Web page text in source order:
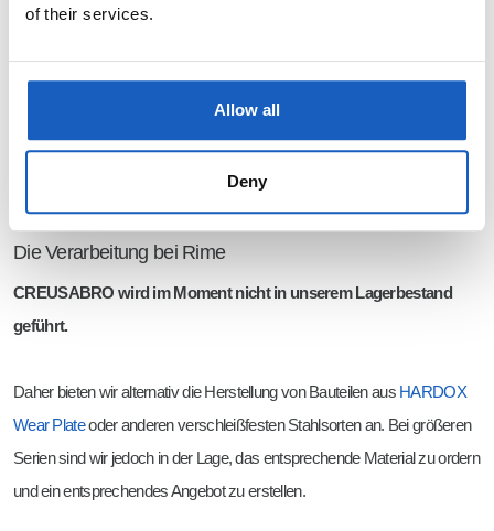
of their services.
Allow all
Deny
Oberflächenhärte von 470-540 HB. Durch seine hohe
anschließender Luftabkühlung möglich. Auch die Kaltverformung z.B.
durch Kanten ist gut ausführbar. Dieses Material wird überall dort
eingesetzt, wo extremerVerschleißstattfindet.
Die Verarbeitung bei Rime
CREUSABRO wird im Moment nicht in unserem Lagerbestand
geführt.
Daher bieten wir alternativ die Herstellung von Bauteilen aus HARDOX
Wear Plateoder anderen verschleißfesten Stahlsorten an. Bei größeren
Serien sind wir jedoch in der Lage, das entsprechende Material zu ordern
und ein entsprechendes Angebot zu erstellen.